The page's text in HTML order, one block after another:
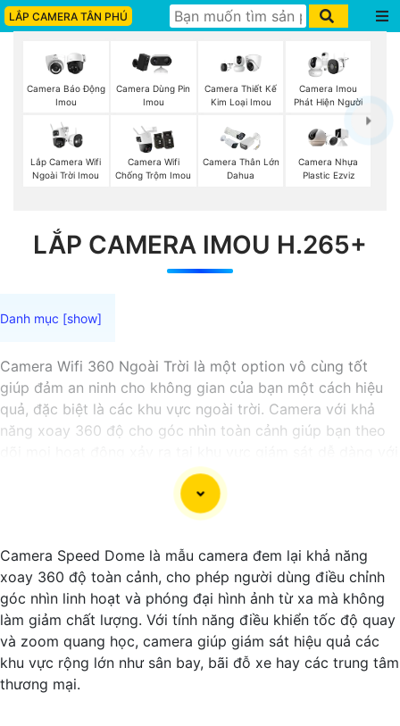
LẮP CAMERA TÂN PHÚ
Camera Báo Động
Imou
Camera Dùng Pin
Imou
Camera Thiết Kế
Kim Loại Imou
Camera Imou
Phát Hiện Người
Lắp Camera Wifi
Ngoài Trời Imou
Camera Wifi
Chống Trộm Imou
Camera Thân Lớn
Dahua
Camera Nhựa
Plastic Ezviz
LẮP CAMERA IMOU H.265+
Camera Wifi 360 Ngoài Trời là một option vô cùng tốt
giúp đảm an ninh cho không gian của bạn một cách hiệu
quả, đặc biệt là các khu vực ngoài trời. Camera với khả
năng xoay 360 độ cho góc nhìn toàn cảnh giúp bạn theo
các chi tiết trong khung hình sẽ được thể hiện rõ ràng.
Camera được thiết kế chắc chắn, chống nước và chống
thời tiết. ️Với camera wifi 360 ngoài trời, bạn có thể yên
tâm mà không cần lo lắng về việc bị xâm nhập hoặc mất
trội tài sản.
Camera Speed Dome là mẫu camera đem lại khả năng
xoay 360 độ toàn cảnh, cho phép người dùng điều chỉnh
góc nhìn linh hoạt và phóng đại hình ảnh từ xa mà không
làm giảm chất lượng. Với tính năng điều khiển tốc độ quay
và zoom quang học, camera giúp giám sát hiệu quả các
khu vực rộng lớn như sân bay, bãi đỗ xe hay các trung tâm
thương mại.